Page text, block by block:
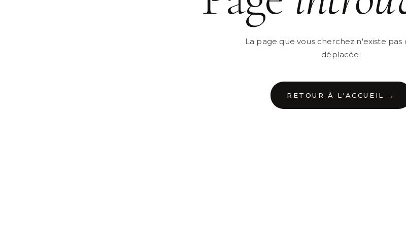
La page que vous cherchez n'existe pas
déplacée.
RETOUR À L'ACCUEIL →